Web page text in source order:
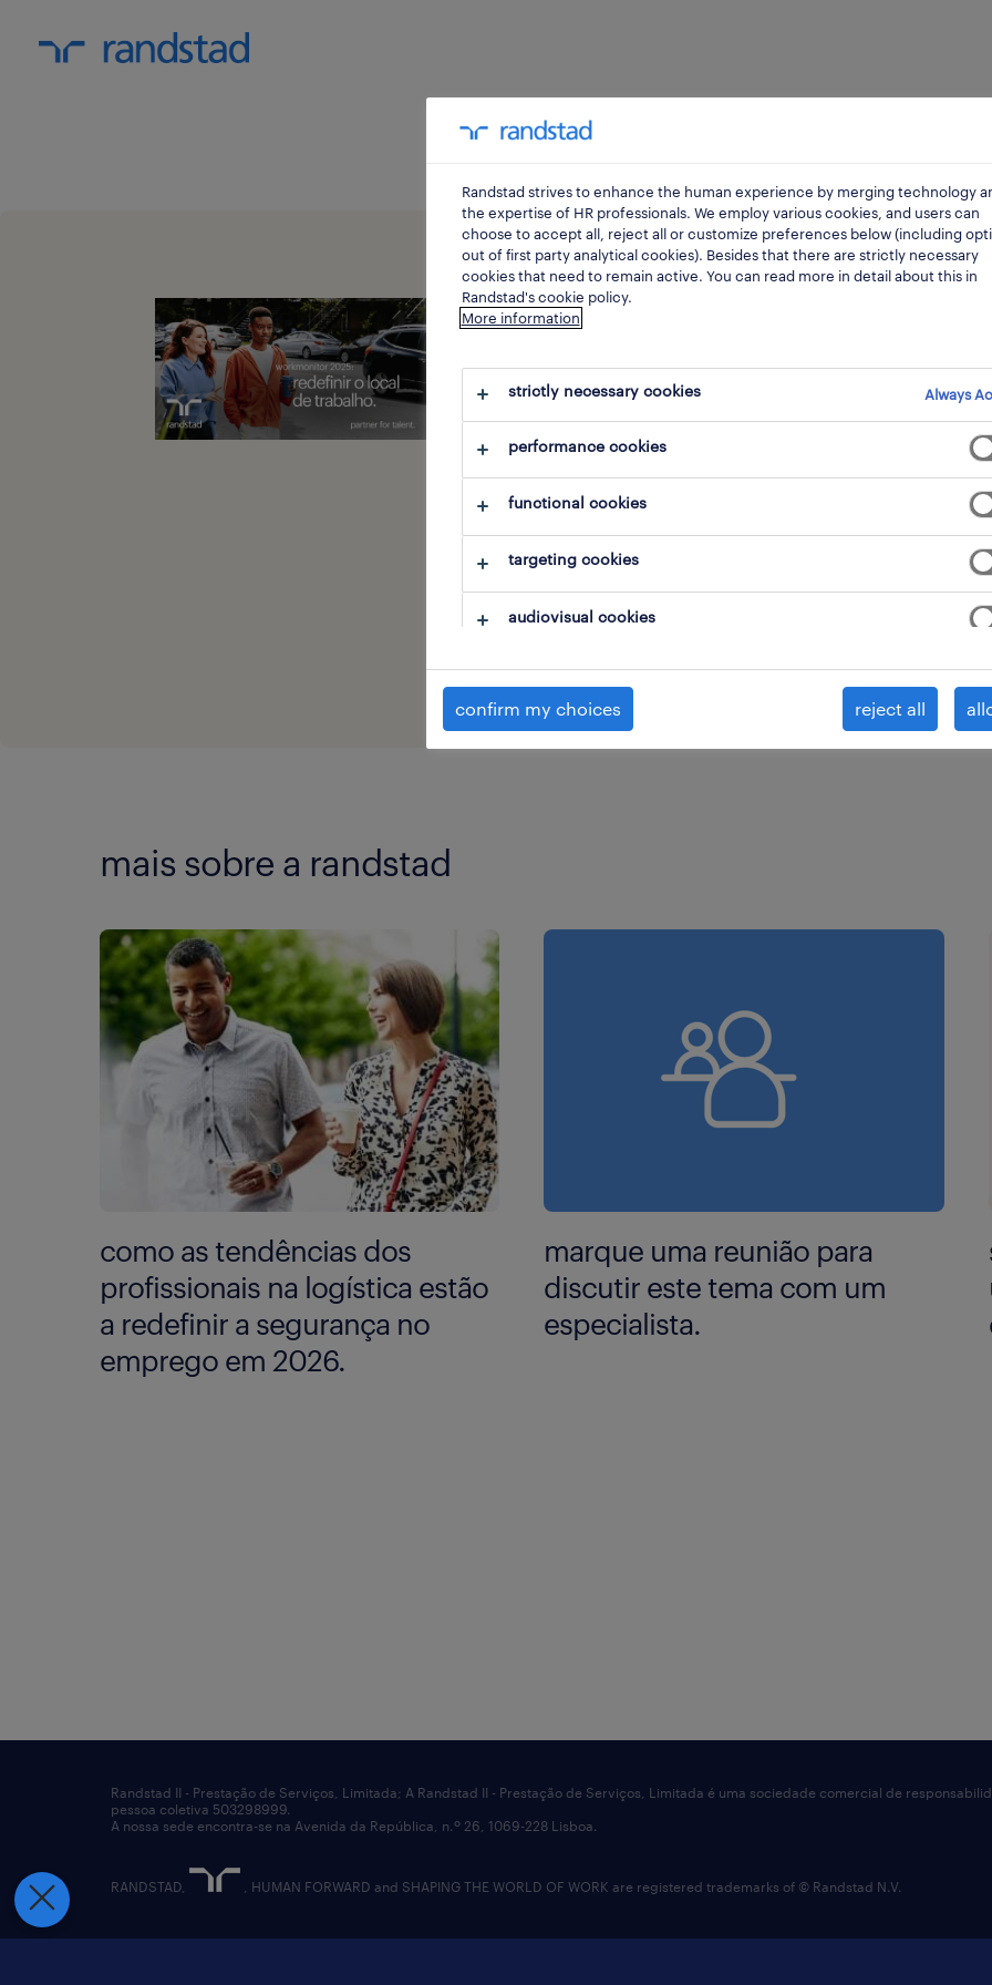
randstad workmonitor
refefinir o local de
obrigado por ter feito download do Workmonitor 2025.
download
mais sobre a randstad
marque uma reunião para
discutir este tema com um
especialista.
como as tendências dos
profissionais na logística estão
a redefinir a segurança no
emprego em 2026.
Randstad II - Prestação de Serviços, Limitada; A Randstad II - Prestação de Serviços, Limitada é uma sociedade comercial de
pessoa coletiva 503298999.
A nossa sede encontra-se na Avenida da República, n.º 26, 1069-228 Lisboa.
RANDSTAD, , HUMAN FORWARD and SHAPING THE WORLD OF WORK are registered trademarks of © Randstad N.V.
termos e condições política de privacidade contacte-nos cookies mapa do site
Randstad strives to enhance the human experience by merging technology
the expertise of HR professionals. We employ various cookies, and users can
choose to accept all, reject all or customize preferences below (including
out of first party analytical cookies). Besides that there are strictly necessary
cookies that need to remain active. You can read more in detail about this in
Randstad's cookie policy.
More information
strictly necessary cookies Always
performance cookies
functional cookies
targeting cookies
audiovisual cookies
confirm my choices reject all